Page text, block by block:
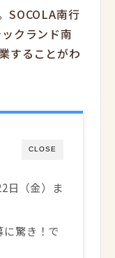
SOCOLA南行
クランド南
することがわ
CLOSE
日（金）ま
に驚き！で